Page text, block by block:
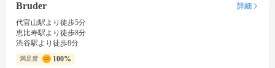
Bruder
詳細
代官山駅より徒歩5分
恵比寿駅より徒歩8分
渋谷駅より徒歩8分
満足度 100%